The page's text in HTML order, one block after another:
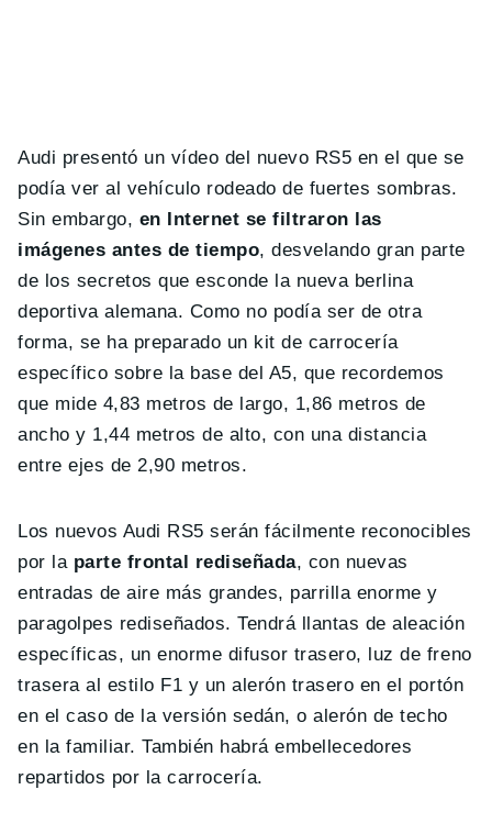
Audi presentó un vídeo del nuevo RS5 en el que se
podía ver al vehículo rodeado de fuertes sombras.
Sin embargo, en Internet se filtraron las
imágenes antes de tiempo, desvelando gran parte
de los secretos que esconde la nueva berlina
deportiva alemana. Como no podía ser de otra
forma, se ha preparado un kit de carrocería
específico sobre la base del A5, que recordemos
que mide 4,83 metros de largo, 1,86 metros de
ancho y 1,44 metros de alto, con una distancia
entre ejes de 2,90 metros.
Los nuevos Audi RS5 serán fácilmente reconocibles
por la parte frontal rediseñada, con nuevas
entradas de aire más grandes, parrilla enorme y
paragolpes rediseñados. Tendrá llantas de aleación
específicas, un enorme difusor trasero, luz de freno
trasera al estilo F1 y un alerón trasero en el portón
en el caso de la versión sedán, o alerón de techo
en la familiar. También habrá embellecedores
repartidos por la carrocería.